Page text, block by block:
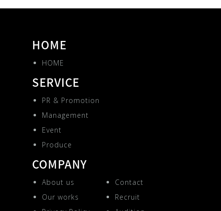
HOME
HOME
SERVICE
PR & Promotion
Management
Event
Produce
COMPANY
About us
Our works
Contact
Recruit